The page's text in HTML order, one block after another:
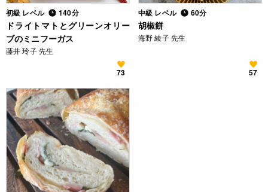
初級 レベル 140分
ドライトマトとグリーンオリー
ブのミニフーガス
藤井 玲子 先生
73
中級 レベル 60分
胡椒餅
海野 綾子 先生
57